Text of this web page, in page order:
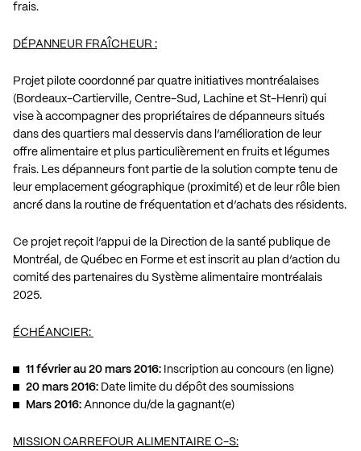
frais.
DÉPANNEUR FRAÎCHEUR :
Projet pilote coordonné par quatre initiatives montréalaises
(Bordeaux-Cartierville, Centre-Sud, Lachine et St-Henri) qui
vise à accompagner des propriétaires de dépanneurs situés
dans des quartiers mal desservis dans l’amélioration de leur
offre alimentaire et plus particulièrement en fruits et légumes
frais. Les dépanneurs font partie de la solution compte tenu de
leur emplacement géographique (proximité) et de leur rôle bien
ancré dans la routine de fréquentation et d’achats des résidents.
Ce projet reçoit l’appui de la Direction de la santé publique de
Montréal, de Québec en Forme et est inscrit au plan d’action du
comité des partenaires du Système alimentaire montréalais
2025.
ÉCHÉANCIER:
11 février au 20 mars 2016: Inscription au concours (en ligne)
20 mars 2016: Date limite du dépôt des soumissions
Mars 2016: Annonce du/de la gagnant(e)
MISSION CARREFOUR ALIMENTAIRE C-S: